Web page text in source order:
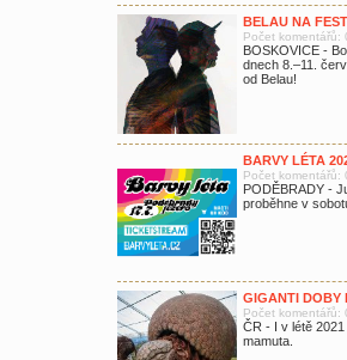
BELAU NA
Počet komentářů:
BOSKOVICE -
dnech 8.–11.
od Belau!
BARVY LÉTA
Počet komentářů:
PODĚBRADY -
proběhne v
GIGANTI DOBY
Počet komentářů:
ČR - I v létě
mamuta.